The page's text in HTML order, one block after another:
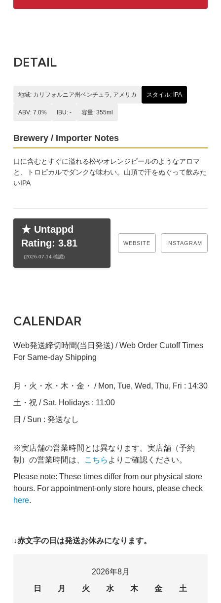
DETAIL
地域: カリフォルニア州ベンチュラ, アメリカ スタイル: IPA
ABV: 7.0% IBU: - 容量: 355ml
Brewery / Importer Notes
口に含むとすぐに溢れる松やオレンジピールのようなアロマ
と、トロピカルでダンクな味わい。山頂で汗をぬぐって飲みた
いIPA
★ Untappd
Rating: 3.81
(2026-07-14 確認)
WEBSITE INSTAGRAM
CALENDAR
Web発送締切時間(当日発送) / Web Order Cutoff Times
For Same-day Shipping
月・火・水・木・金・ / Mon, Tue, Wed, Thu, Fri : 14:30
土・祝 / Sat, Holidays : 11:00
日 / Sun : 発送なし
※実店舗の営業時間とは異なります。実店舗（予約
制）の営業時間は、
こちら よりご確認ください。
Please note: These times differ from our physical store
hours. For appointment-only store hours, please check
here.
↓赤文字の日は発送お休みになります。
2026年8月
日
月 火 水 木 金 土